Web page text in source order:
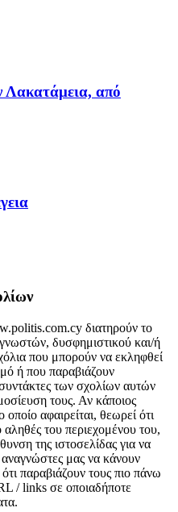
Λακατάμεια, από
διατηρούν το
δυσφημιστικού και/ή
που μπορούν να εκληφθεί
ή που παραβιάζουν
των σχολίων αυτών
τους. Αν κάποιος
αφαιρείται, θεωρεί ότι
αληθές του περιεχομένου του,
της ιστοσελίδας για να
μας να κάνουν
παραβιάζουν τους πιο πάνω
/ links σε οποιαδήποτε